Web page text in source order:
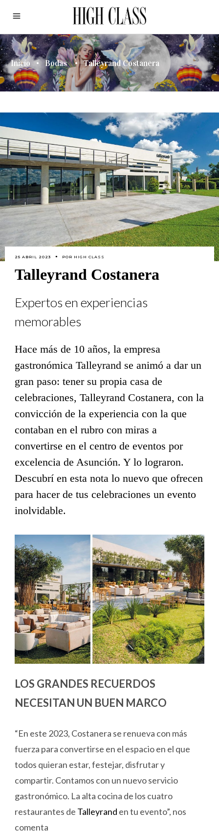
Inicio • Bodas • Talleyrand Costanera
25 ABRIL 2023 POR HIGH CLASS
Talleyrand Costanera
Expertos en experiencias
memorables
Hace más de 10 años, la empresa
gastronómica Talleyrand se animó a dar un
gran paso: tener su propia casa de
celebraciones, Talleyrand Costanera, con la
convicción de la experiencia con la que
contaban en el rubro con miras a
convertirse en el centro de eventos por
excelencia de Asunción. Y lo lograron.
Descubrí en esta nota lo nuevo que ofrecen
para hacer de tus celebraciones un evento
inolvidable.
LOS GRANDES RECUERDOS
NECESITAN UN BUEN MARCO
“En este 2023, Costanera se renueva con más
fuerza para convertirse en el espacio en el que
todos quieran estar, festejar, disfrutar y
compartir. Contamos con un nuevo servicio
gastronómico. La alta cocina de los cuatro
restaurantes de Talleyrand en tu evento”, nos
comenta